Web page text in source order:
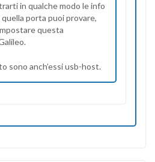
in qualche modo le info
porta puoi provare,
questa
sono anch’essi usb-host.